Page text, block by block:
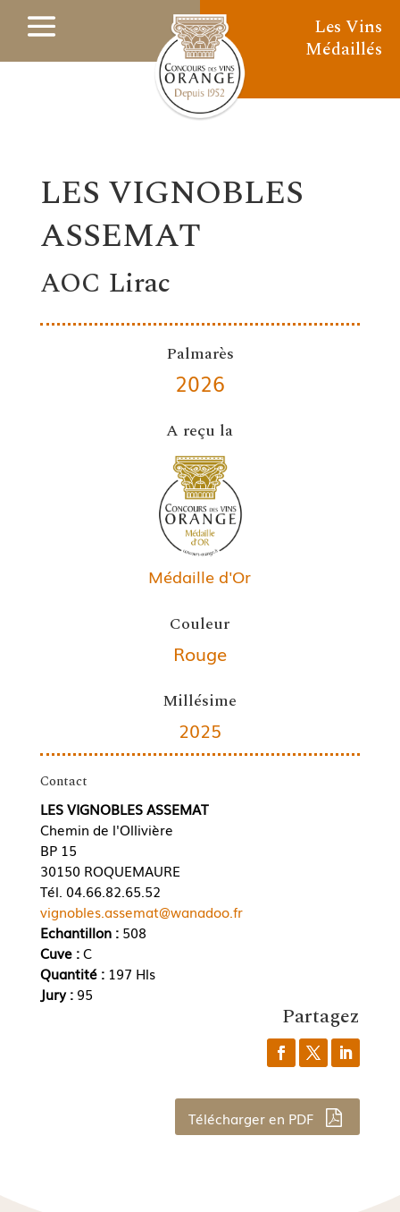
Les Vins
Médaillés
LES VIGNOBLES
ASSEMAT
AOC Lirac
Palmarès
2026
A reçu la
Médaille d'Or
Couleur
Rouge
Millésime
2025
Contact
LES VIGNOBLES ASSEMAT
Chemin de l'Ollivière
BP 15
30150 ROQUEMAURE
Tél. 04.66.82.65.52
vignobles.assemat@wanadoo.fr
Echantillon :508
Cuve :C
Quantité : 197 Hls
Jury : 95
Partagez
Télécharger en PDF